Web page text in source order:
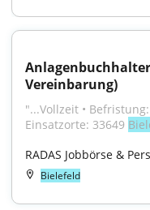
Vereinbarung)
"...Vollzeit •
Einsatzorte: 33649
RADAS Jobbörse &
Bielefeld